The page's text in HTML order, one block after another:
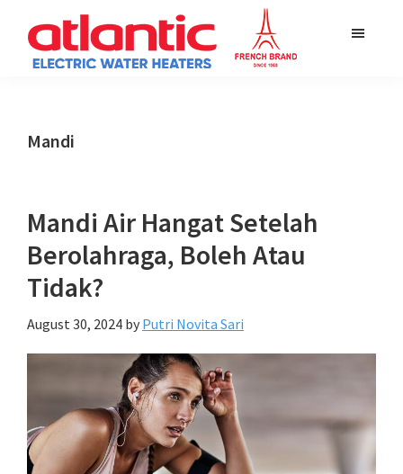
main
primary
footer
Confort
Mandi
Mandi Air Hangat Setelah
Berolahraga, Boleh Atau
Tidak?
August 30, 2024 by Putri Novita Sari